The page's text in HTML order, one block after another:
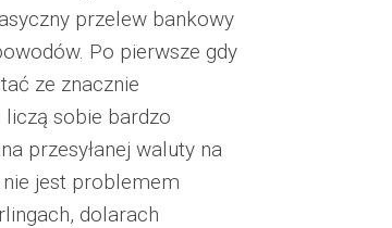
przelew bankowy
Po pierwsze gdy
ze znacznie
sobie bardzo
przesyłanej waluty na
jest problemem
dolarach